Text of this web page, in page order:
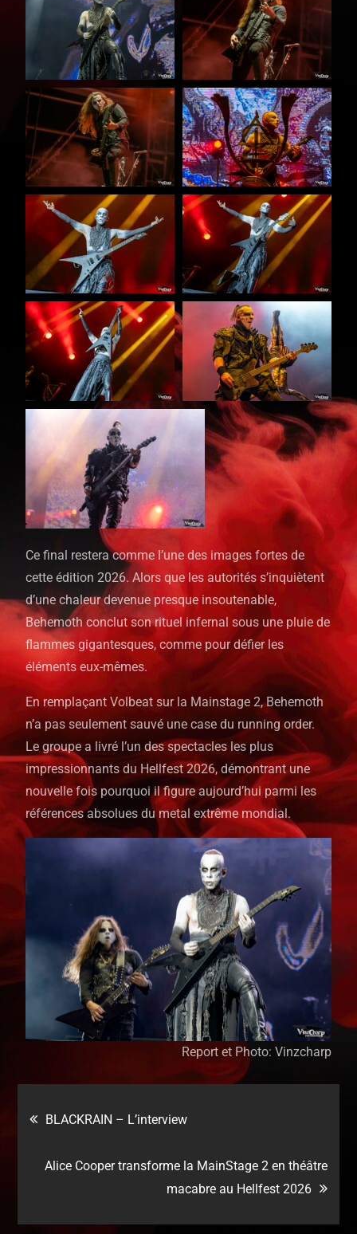
Ce final restera comme l’une des images fortes de
cette édition 2026. Alors que les autorités s’inquiètent
d’une chaleur devenue presque insoutenable,
Behemoth conclut son rituel infernal sous une pluie de
flammes gigantesques, comme pour défier les
éléments eux-mêmes.
En remplaçant Volbeat sur la Mainstage 2, Behemoth
n’a pas seulement sauvé une case du running order.
Le groupe a livré l’un des spectacles les plus
impressionnants du Hellfest 2026, démontrant une
nouvelle fois pourquoi il figure aujourd’hui parmi les
références absolues du metal extrême mondial.
Report et Photo: Vinzcharp
BLACKRAIN – L’interview
Alice Cooper transforme la MainStage 2 en théâtre
macabre au Hellfest 2026